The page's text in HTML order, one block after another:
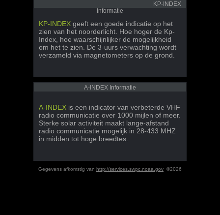
KP-INDEX
Informatie
KP-INDEX geeft een goede indicatie op het
zien van het noorderlicht. Hoe hoger de Kp-
Index, hoe waarschijnlijker de mogelijkheid
om het te zien. De 3-uurs verwachting wordt
verzameld via magnetometers op de grond.
A-INDEX Informatie
A-INDEX is een indicator van verbeterde VHF
radio communicatie over 1000 mijlen of meer.
Sterke solar activiteit maakt lange-afstand
radio communicatie mogelijk in 28-433 MHZ
in midden tot hoge breedtes.
Gegevens afkomstig van http://services.swpc.noaa.gov ©2026